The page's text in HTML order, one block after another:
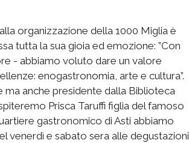
alla organizzazione della 1000 Miglia è
tutta la sua gioia ed emozione: ”Con
- abbiamo voluto dare un valore
enogastronomia, arte e cultura”.
ma anche presidente dalla Biblioteca
Prisca Taruffi figlia del famoso
gastronomico diAsti abbiamo
venerdì e sabato sera alle degustazioni